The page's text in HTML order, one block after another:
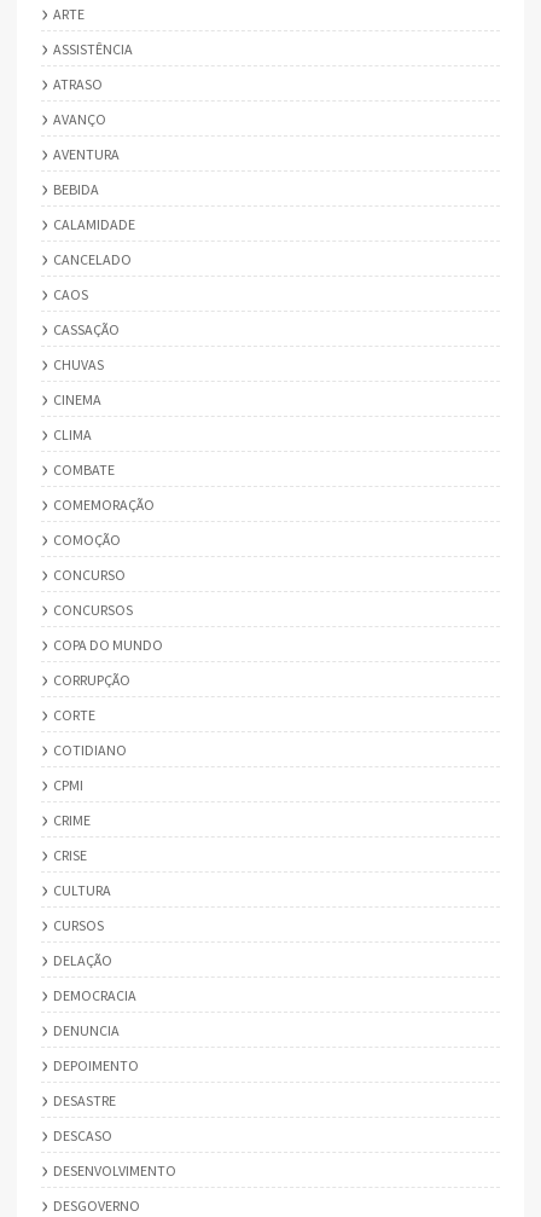
ARTE
ASSISTÊNCIA
ATRASO
AVANÇO
AVENTURA
BEBIDA
CALAMIDADE
CANCELADO
CAOS
CASSAÇÃO
CHUVAS
CINEMA
CLIMA
COMBATE
COMEMORAÇÃO
COMOÇÃO
CONCURSO
CONCURSOS
COPA DO MUNDO
CORRUPÇÃO
CORTE
COTIDIANO
CPMI
CRIME
CRISE
CULTURA
CURSOS
DELAÇÃO
DEMOCRACIA
DENUNCIA
DEPOIMENTO
DESASTRE
DESCASO
DESENVOLVIMENTO
DESGOVERNO